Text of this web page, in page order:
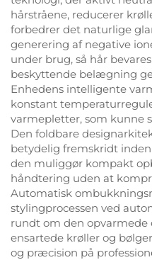
hårstråene, reducerer
forbedrer det naturlige
generering af negative
under brug, så hår
beskyttende belægning
Enhedens intelligente
konstant
varmepletter, som kunne
Den foldbare
betydelig fremskridt
den muliggør kompakt
håndtering uden at
Automatisk
stylingprocessen ved
rundt om den opvarmede
ensartede krøller og
og præcision på